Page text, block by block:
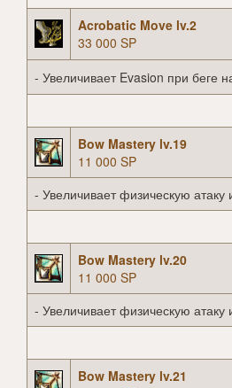
Acrobatic Move lv.2
33 000 SP
- Увеличивает Evasion при беге
Bow Mastery lv.19
11 000 SP
- Увеличивает физическую атаку
Bow Mastery lv.20
11 000 SP
- Увеличивает физическую атаку
Bow Mastery lv.21